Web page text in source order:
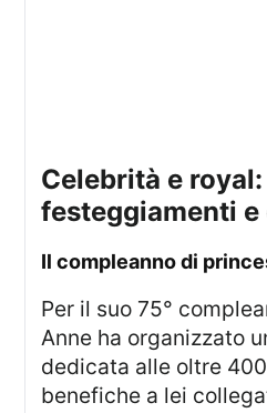
celebrità e royal:
festeggiamenti e
il compleanno di
Per il suo 75° compleanno, la principessa
Anne ha organizzato
dedicata alle oltre
benefiche a lei